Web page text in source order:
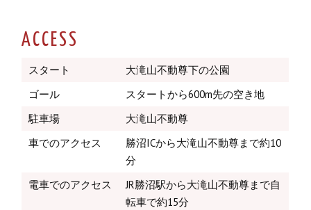
ACCESS
スタート
大滝山不動尊下の公園
ゴール
スタートから600m先の空き地
駐車場
大滝山不動尊
車でのアクセス
勝沼ICから大滝山不動尊まで約10
分
電車でのアクセス
JR勝沼駅から大滝山不動尊まで自
転車で約15分